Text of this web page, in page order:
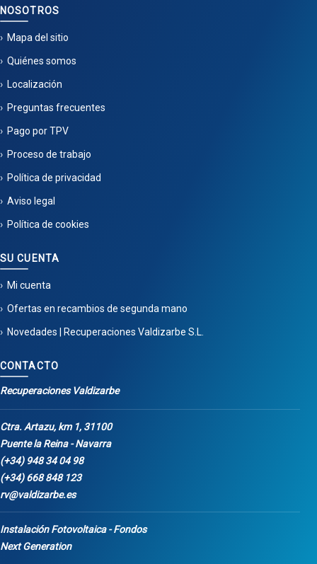
NOSOTROS
Mapa del sitio
Quiénes somos
Localización
Preguntas frecuentes
Pago por TPV
Proceso de trabajo
Política de privacidad
Aviso legal
Política de cookies
SU CUENTA
Mi cuenta
Ofertas en recambios de segunda mano
Novedades | Recuperaciones Valdizarbe S.L.
CONTACTO
Recuperaciones Valdizarbe
Ctra. Artazu, km 1, 31100
Puente la Reina - Navarra
(+34) 948 34 04 98
(+34) 668 848 123
rv@valdizarbe.es
Instalación Fotovoltaica - Fondos
Next Generation